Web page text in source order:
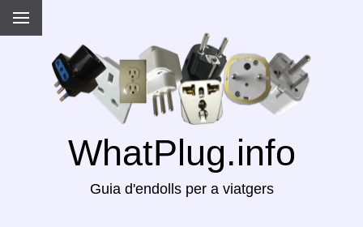
WhatPlug.info
Guia d'endolls per a viatgers